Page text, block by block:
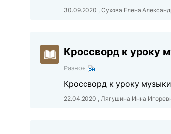
30.09.2020 , Сухова Елена
Кроссворд к уроку
Разное
Кроссворд к уроку
22.04.2020 , Лягушина Инна